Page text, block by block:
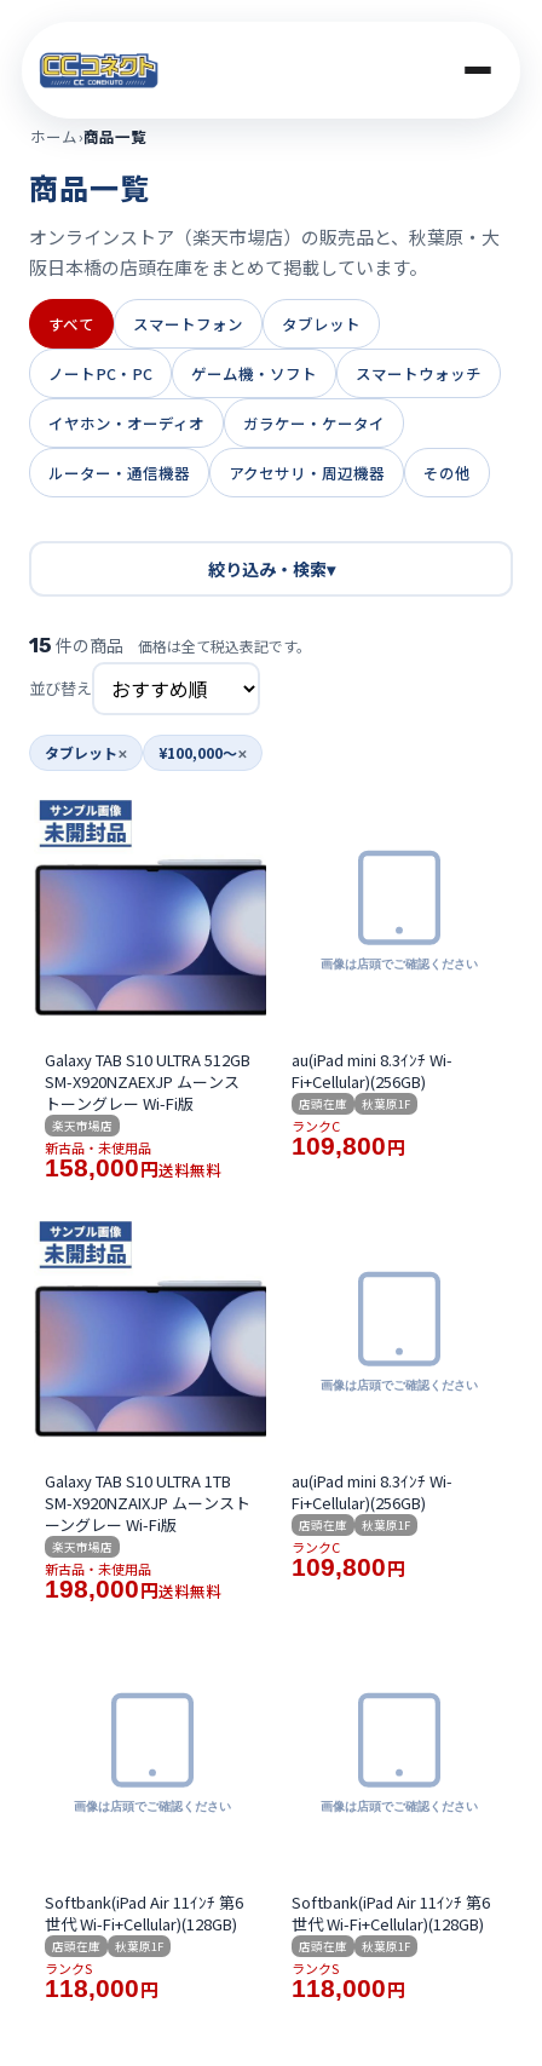
買取価格
店舗案内
法人のお客さま
コラム
便利ツール
オンラインショップ
ログインする
ホーム›商品一覧
商品一覧
オンラインストア（楽天市場店）の販売品と、秋葉原・大
阪日本橋の店頭在庫をまとめて掲載しています。
すべて スマートフォン タブレット
ノートPC・PC ゲーム機・ソフト スマートウォッチ
イヤホン・オーディオ ガラケー・ケータイ
ルーター・通信機器 アクセサリ・周辺機器 その他
絞り込み・検索▾
15 件の商品 価格は全て税込表記です。
並び替え
タブレット ¥100,000〜
Galaxy TAB S10 ULTRA 512GB
SM-X920NZAEXJP ムーンス
トーングレー Wi-Fi版
楽天市場店
新古品・未使用品
158,000 円送料無料
au(iPad mini 8.3ｲﾝﾁ Wi-
Fi+Cellular)(256GB)
店頭在庫 秋葉原1F
ランクC
109,800 円
Galaxy TAB S10 ULTRA 1TB
SM-X920NZAIXJP ムーンスト
ーングレー Wi-Fi版
楽天市場店
新古品・未使用品
198,000 円送料無料
au(iPad mini 8.3ｲﾝﾁ Wi-
Fi+Cellular)(256GB)
店頭在庫 秋葉原1F
ランクC
109,800 円
Softbank(iPad Air 11ｲﾝﾁ 第6
世代 Wi-Fi+Cellular)(128GB)
店頭在庫 秋葉原1F
ランクS
118,000 円
Softbank(iPad Air 11ｲﾝﾁ 第6
世代 Wi-Fi+Cellular)(128GB)
店頭在庫 秋葉原1F
ランクS
118,000 円